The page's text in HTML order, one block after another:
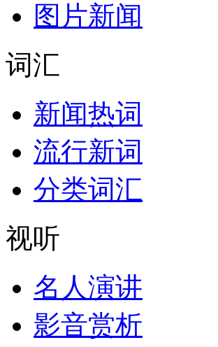
图片新闻
词汇
新闻热词
流行新词
分类词汇
视听
名人演讲
影音赏析